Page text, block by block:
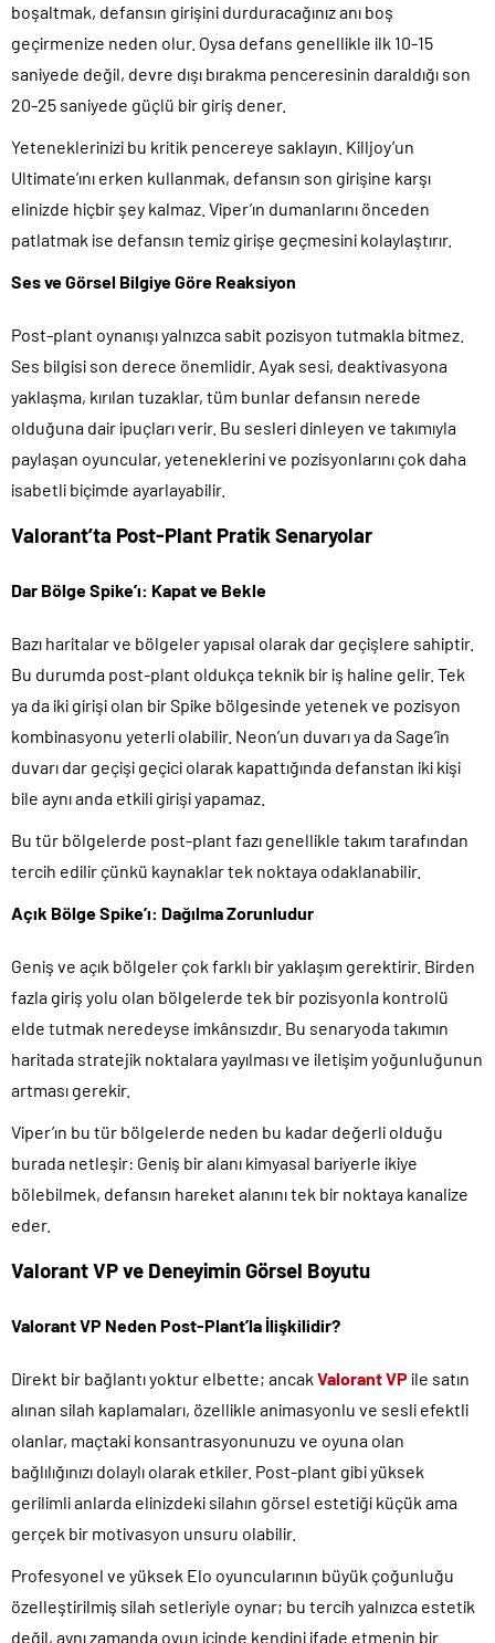
boşaltmak, defansın girişini durduracağınız anı boş
geçirmenize neden olur. Oysa defans genellikle ilk 10-15
saniyede değil, devre dışı bırakma penceresinin daraldığı son
20-25 saniyede güçlü bir giriş dener.
Yeteneklerinizi bu kritik pencereye saklayın. Killjoy’un
Ultimate’ını erken kullanmak, defansın son girişine karşı
elinizde hiçbir şey kalmaz. Viper’ın dumanlarını önceden
patlatmak ise defansın temiz girişe geçmesini kolaylaştırır.
Ses ve Görsel Bilgiye Göre Reaksiyon
Post-plant oynanışı yalnızca sabit pozisyon tutmakla bitmez.
Ses bilgisi son derece önemlidir. Ayak sesi, deaktivasyona
yaklaşma, kırılan tuzaklar, tüm bunlar defansın nerede
olduğuna dair ipuçları verir. Bu sesleri dinleyen ve takımıyla
paylaşan oyuncular, yeteneklerini ve pozisyonlarını çok daha
isabetli biçimde ayarlayabilir.
Valorant’ta Post-Plant Pratik Senaryolar
Dar Bölge Spike’ı: Kapat ve Bekle
Bazı haritalar ve bölgeler yapısal olarak dar geçişlere sahiptir.
Bu durumda post-plant oldukça teknik bir iş haline gelir. Tek
ya da iki girişi olan bir Spike bölgesinde yetenek ve pozisyon
kombinasyonu yeterli olabilir. Neon’un duvarı ya da Sage’in
duvarı dar geçişi geçici olarak kapattığında defanstan iki kişi
bile aynı anda etkili girişi yapamaz.
Bu tür bölgelerde post-plant fazı genellikle takım tarafından
tercih edilir çünkü kaynaklar tek noktaya odaklanabilir.
Açık Bölge Spike’ı: Dağılma Zorunludur
Geniş ve açık bölgeler çok farklı bir yaklaşım gerektirir. Birden
fazla giriş yolu olan bölgelerde tek bir pozisyonla kontrolü
elde tutmak neredeyse imkânsızdır. Bu senaryoda takımın
haritada stratejik noktalara yayılması ve iletişim yoğunluğunun
artması gerekir.
Viper’ın bu tür bölgelerde neden bu kadar değerli olduğu
burada netleşir: Geniş bir alanı kimyasal bariyerle ikiye
bölebilmek, defansın hareket alanını tek bir noktaya kanalize
eder.
Valorant VP ve Deneyimin Görsel Boyutu
Valorant VP Neden Post-Plant’la İlişkilidir?
Direkt bir bağlantı yoktur elbette; ancak Valorant VP ile satın
alınan silah kaplamaları, özellikle animasyonlu ve sesli efektli
olanlar, maçtaki konsantrasyonunuzu ve oyuna olan
bağlılığınızı dolaylı olarak etkiler. Post-plant gibi yüksek
gerilimli anlarda elinizdeki silahın görsel estetiği küçük ama
gerçek bir motivasyon unsuru olabilir.
Profesyonel ve yüksek Elo oyuncularının büyük çoğunluğu
özelleştirilmiş silah setleriyle oynar; bu tercih yalnızca estetik
değil, aynı zamanda oyun içinde kendini ifade etmenin bir